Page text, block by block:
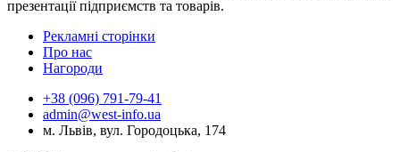
презентації підприємств та товарів.
Рекламні сторінки
Про нас
Нагороди
+38 (096) 791-79-41
admin@west-info.ua
м. Львів, вул. Городоцька, 174